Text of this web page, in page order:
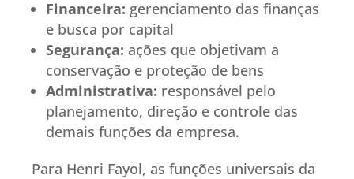
Financeira: gerenciamento das finanças
e busca por capital
Segurança: ações que objetivam a
conservação e proteção de bens
Administrativa: responsável pelo
planejamento, direção e controle das
demais funções da empresa.
Para Henri Fayol, as funções universais da